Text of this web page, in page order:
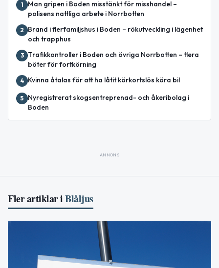
1
Man gripen i Boden misstänkt för misshandel –
polisens nattliga arbete i Norrbotten
2
Brand i flerfamiljshus i Boden – rökutveckling i lägenhet
och trapphus
3
Trafikkontroller i Boden och övriga Norrbotten – flera
böter för fortkörning
4 Kvinna åtalas för att ha låtit körkortslös köra bil
5
Nyregistrerat skogsentreprenad- och åkeribolag i
Boden
ANNONS
Fler artiklar iBlåljus